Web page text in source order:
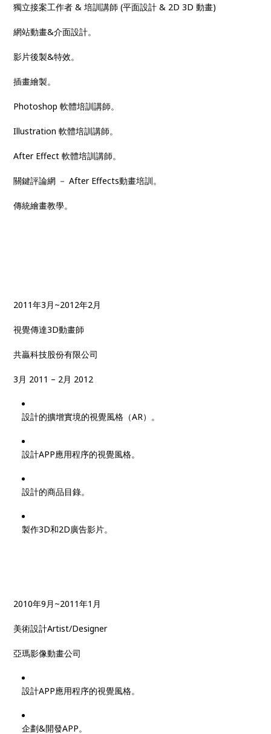
獨立接案工作者 & 培訓講師 (平面設計 & 2D 3D 動畫)
網站動畫&介面設計。
影片後製&特效。
插畫繪製。
Photoshop 軟體培訓講師。
Illustration 軟體培訓講師。
After Effect 軟體培訓講師。
關鍵評論網 － After Effects動畫培訓。
傳統繪畫教學。
2011年3月~2012年2月
視覺傳達3D動畫師
共贏科技股份有限公司
3月 2011 – 2月 2012
設計的擴增實境的視覺風格（AR）。
設計APP應用程序的視覺風格。
設計的商品目錄。
製作3D和2D廣告影片。
2010年9月~2011年1月
美術設計Artist/Designer
亞瑪影像動畫公司
設計APP應用程序的視覺風格。
企劃&開發APP。